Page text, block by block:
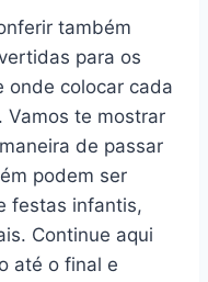
também
para os
onde colocar cada
Vamos te mostrar
de passar
podem ser
festas infantis,
Continue aqui
até o final e